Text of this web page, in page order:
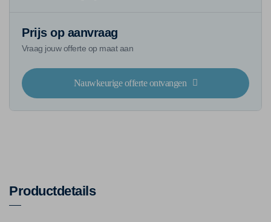
Prijs op aanvraag
Vraag jouw offerte op maat aan
Nauwkeurige offerte ontvangen
Productdetails